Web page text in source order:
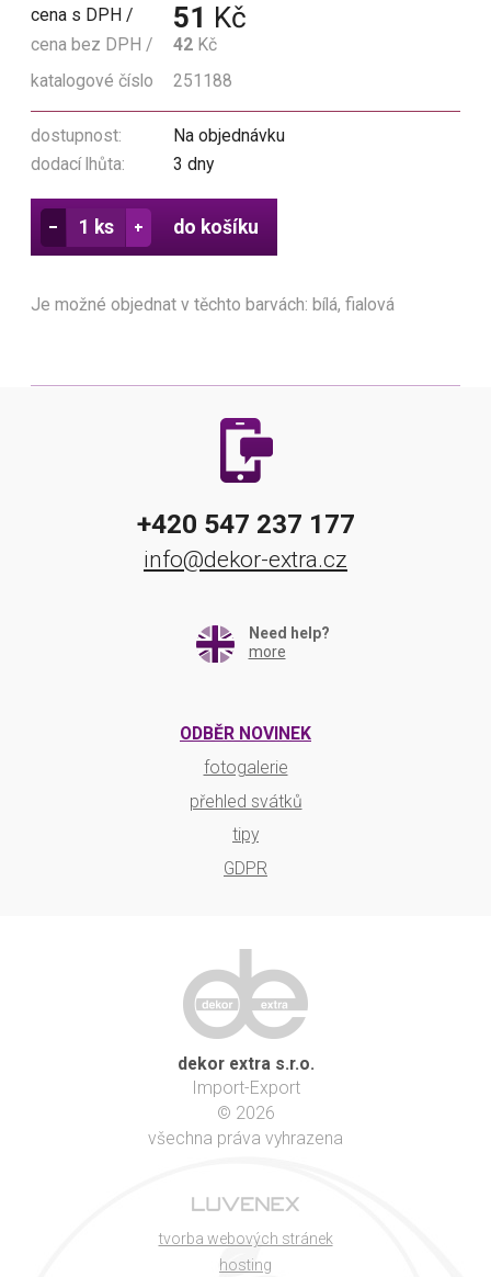
cena s DPH 51 Kč
cena bez DPH 42 Kč
katalogové číslo
251188
dostupnost:
Na objednávku
dodací lhůta:
3 dny
do košíku
Je možné objednat v těchto barvách: bílá, fialová
+420 547 237 177
info@dekor-extra.cz
Need help?
more
ODBĚR NOVINEK
fotogalerie
přehled svátků
tipy
GDPR
dekor extra s.r.o.
Import-Export
© 2026
všechna práva vyhrazena
tvorba webových stránek
hosting